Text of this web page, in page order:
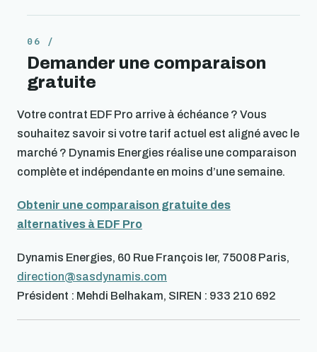
Demander une comparaison
gratuite
Votre contrat EDF Pro arrive à échéance ? Vous
souhaitez savoir si votre tarif actuel est aligné avec le
marché ? Dynamis Energies réalise une comparaison
complète et indépendante en moins d’une semaine.
Obtenir une comparaison gratuite des
alternatives à EDF Pro
Dynamis Energies, 60 Rue François Ier, 75008 Paris,
direction@sasdynamis.com
Président : Mehdi Belhakam, SIREN : 933 210 692